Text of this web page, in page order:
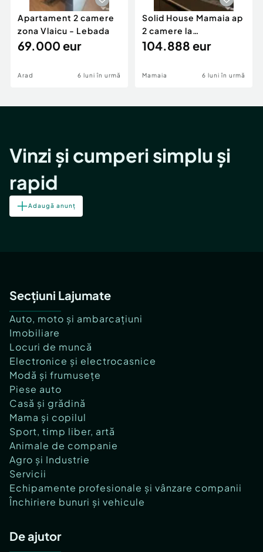
Apartament 2 camere
zona Vlaicu - Lebada
69.000 eur
Arad 6 luni în urmă
Solid House Mamaia ap
2 camere la
cheie,langa Mega
104.888 eur
Mamaia 6 luni în urmă
Vinzi și cumperi simplu și
rapid
Adaugă anunț
Secțiuni Lajumate
Auto, moto și ambarcațiuni
Imobiliare
Locuri de muncă
Electronice și electrocasnice
Modă și frumusețe
Piese auto
Casă și grădină
Mama și copilul
Sport, timp liber, artă
Animale de companie
Agro și Industrie
Servicii
Echipamente profesionale și vânzare companii
Închiriere bunuri și vehicule
De ajutor